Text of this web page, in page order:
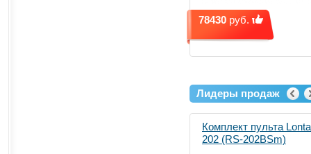
78430 руб.
Лидеры продаж
Комплект пульта
202 (RS-202BSm)